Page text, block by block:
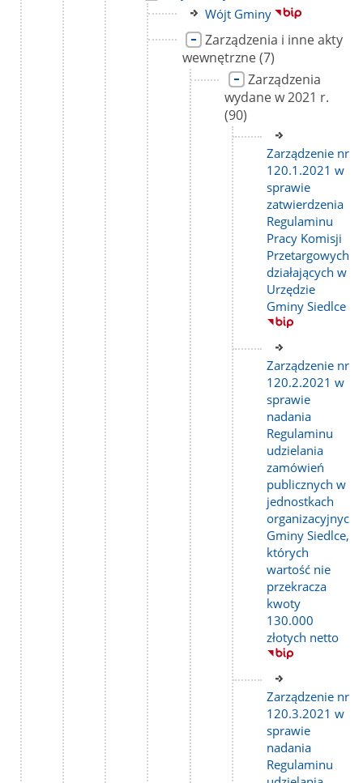
strony
podstron
Link
strony
Wójt Gminy
Link
do
strony
Zarządzenia i inne akty
wewnętrzneliczba
podstron
(7)
Link
do
Zarządzenia
wydane w 2021 r.
(90)
do
strony
Zarządzenie nr
120.1.2021 w
sprawie
zatwierdzenia
Regulaminu
Pracy Komisji
Przetargowych
działających w
Urzędzie
Gminy Siedlce
do
strony
Zarządzenie nr
120.2.2021 w
sprawie
nadania
Regulaminu
udzielania
zamówień
publicznych w
jednostkach
organizacyjnych
Gminy Siedlce,
których
wartość nie
przekracza
kwoty
130.000
złotych netto
do
strony
Zarządzenie nr
120.3.2021 w
sprawie
nadania
Regulaminu